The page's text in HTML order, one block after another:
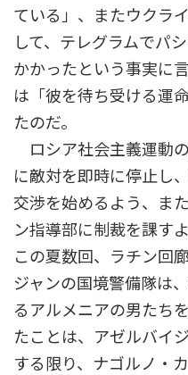
ている」、またウクラ
して、テレグラムでパ
かかったという事実に
は「彼を待ち受ける運
たのだ。
ロシア社会主義運動
に敵対を即時に停止し
交渉を始めるよう、ま
ン指導部に制裁を課す
この夏数回、ラチン回
ジャンの国境警備隊は
るアルメニアの男たち
たことは、アゼルバイ
する限り、ナゴルノ・